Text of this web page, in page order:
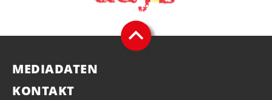
MEDIADATEN
KONTAKT